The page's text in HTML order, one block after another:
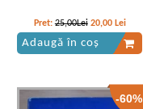
Pret:25,00Lei 20,00 Lei
Adaugă în coș
-60%